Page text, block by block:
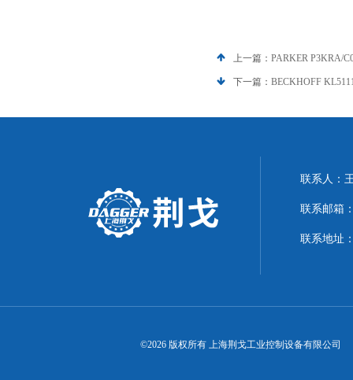
上一篇： PARKER P3KRA/
下一篇： BECKHOFF
联系人：
联系邮箱
联系地址
©2026 版权所有 上海荆戈工业控制设备有限公司